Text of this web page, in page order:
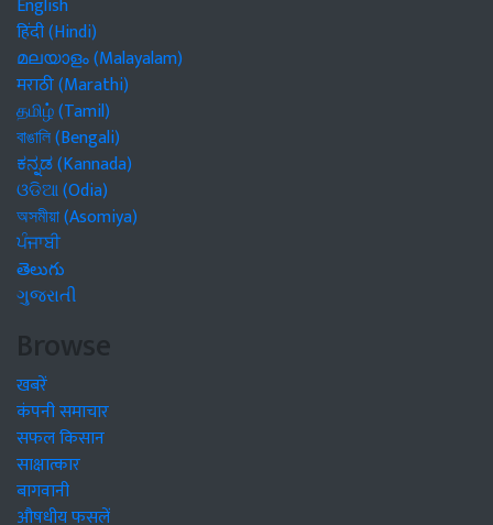
हिंदी (Hindi)
മലയാളം (Malayalam)
मराठी (Marathi)
தமிழ் (Tamil)
বাঙালি (Bengali)
ಕನ್ನಡ (Kannada)
ଓଡିଆ (Odia)
অসমীয়া (Asomiya)
ਪੰਜਾਬੀ
తెలుగు
ગુજરાતી
Browse
खबरें
कंपनी समाचार
सफल किसान
साक्षात्कार
बागवानी
औषधीय फसलें